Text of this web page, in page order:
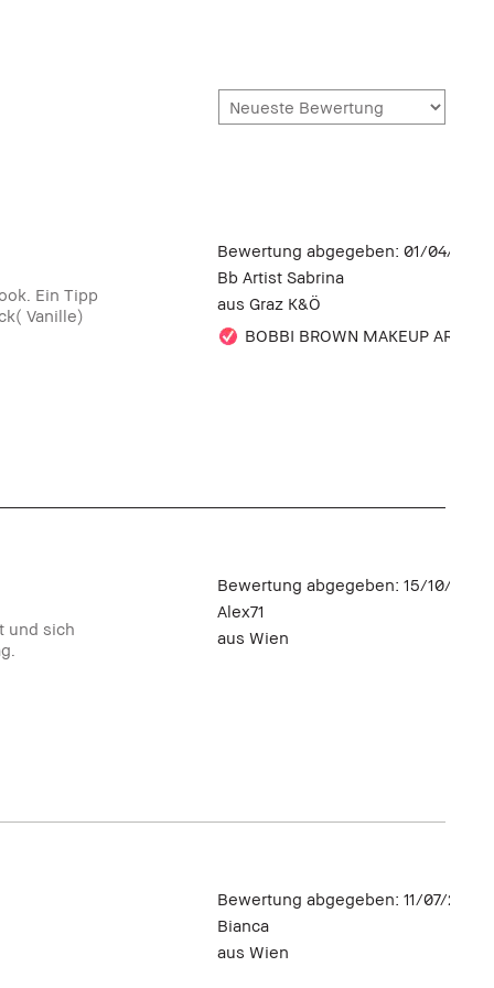
Bewertung abgegeben: 01/04/2020
Bb Artist Sabrina
aus Graz K&Ö
BOBBI BROWN MAKEUP ARTIST
Ein Tipp
Vanille)
Bewertung abgegeben: 15/10/2018
Alex71
aus Wien
und sich
Bewertung abgegeben: 11/07/2018
Bianca
aus Wien